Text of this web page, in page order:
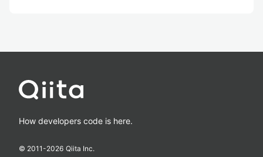
How developers code is here.
© 2011-2026 Qiita Inc.